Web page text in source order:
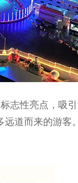
志性亮点，吸
道而来的游客